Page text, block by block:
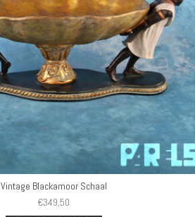
Vintage Blackamoor Schaal
€349,50